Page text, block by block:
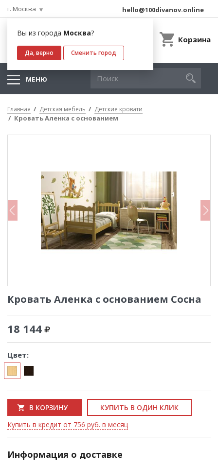
г. Москва
Вы из города Москва?
Да, верно Сменить город
hello@100divanov.online
Корзина
МЕНЮ
Главная Детская мебель Детские кровати
Кровать Аленка с основанием
Кровать Аленка с основанием Сосна
18 144
Цвет:
В КОРЗИНУ
КУПИТЬ В ОДИН КЛИК
Купить в кредит от 756 руб. в месяц
Информация о доставке